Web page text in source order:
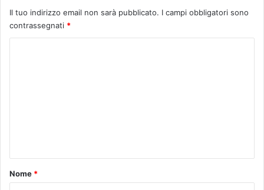
Il tuo indirizzo email non sarà pubblicato. I campi obbligatori sono
contrassegnati *
o
Nome *